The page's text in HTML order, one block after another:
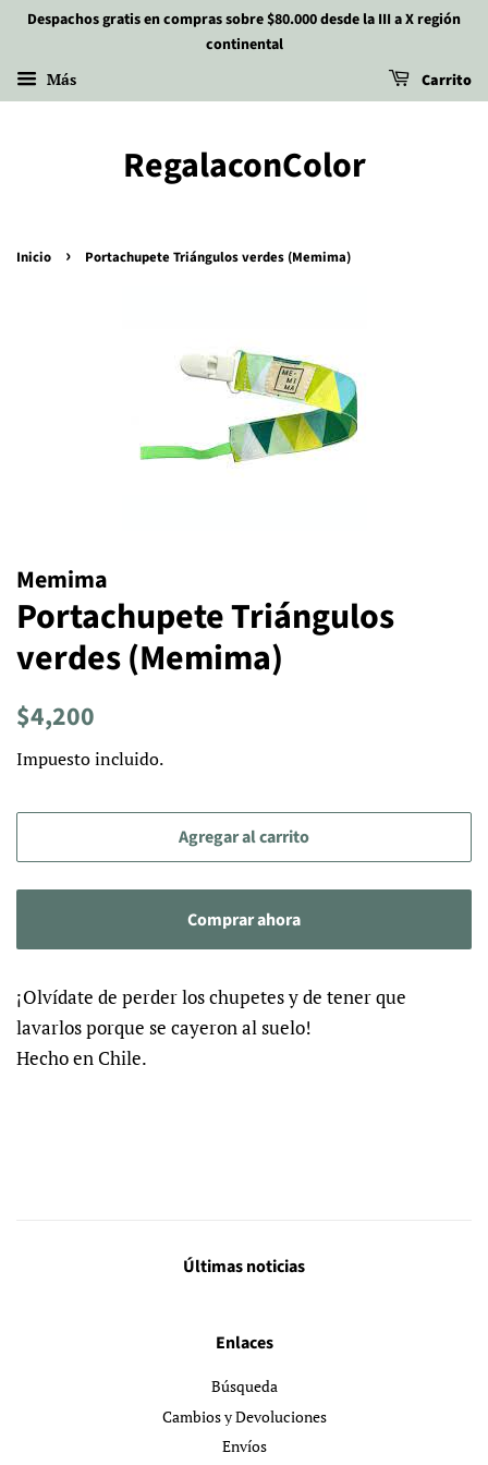
Despachos gratis en compras sobre $80.000 desde la III a X región
continental
Más Carrito
RegalaconColor
Inicio › Portachupete Triángulos verdes (Memima)
Memima
Portachupete Triángulos
verdes (Memima)
Precio
$4,200
venta
Impuesto incluido.
Agregar al carrito
Comprar ahora
¡Olvídate de perder los chupetes y de tener que
lavarlos porque se cayeron al suelo!
Hecho en Chile.
Últimas noticias
Enlaces
Búsqueda
Cambios y Devoluciones
Envíos